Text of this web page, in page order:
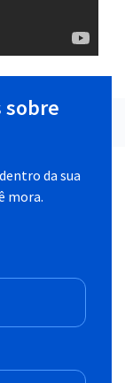
sobre
da sua
mora.